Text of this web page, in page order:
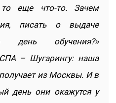
то еще что-то. Зачем
писать о выдаче
день обучения?»
– Шугарингу: наша
из Москвы. И в
день они окажутся у